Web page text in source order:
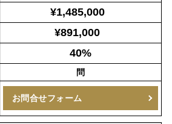
¥1,485,000
¥891,000
40%
問
お問合せフォーム